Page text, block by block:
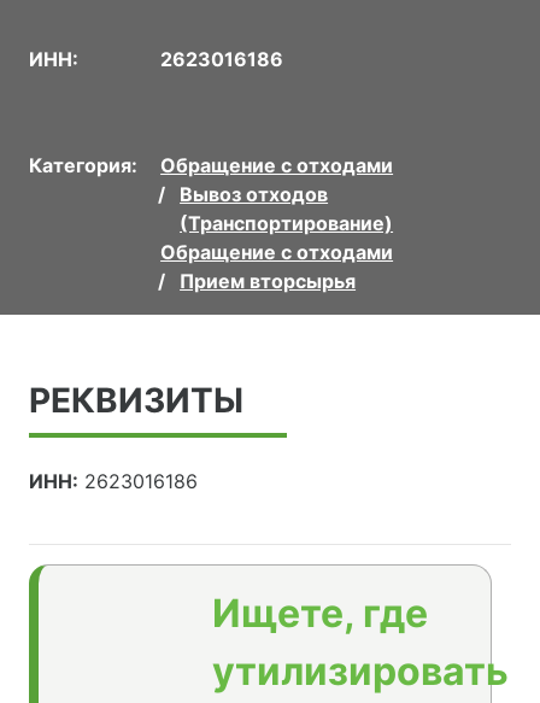
ИНН: 2623016186
Категория:
Обращение с отходами
Вывоз отходов
(Транспортирование)
Обращение с отходами
Прием вторсырья
РЕКВИЗИТЫ
ИНН: 2623016186
Ищете, где
утилизировать